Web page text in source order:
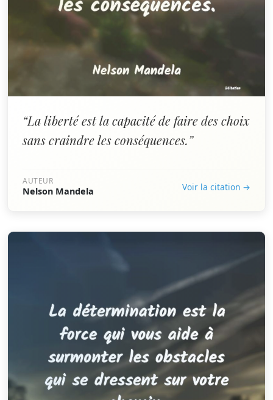
“La liberté est la capacité de faire des choix
sans craindre les conséquences.”
AUTEUR
Nelson Mandela Voir la citation →